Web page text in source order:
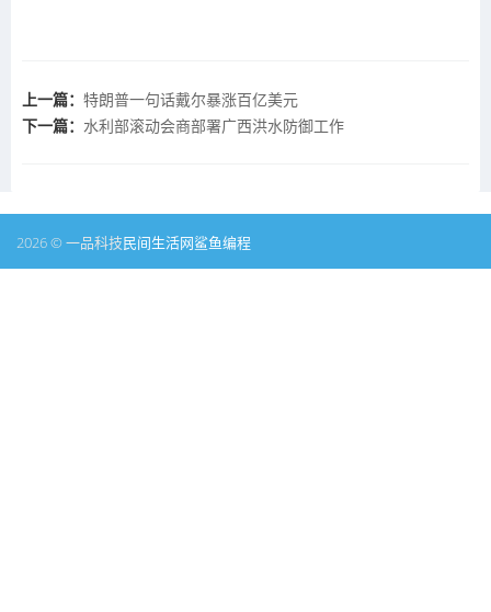
上一篇： 特朗普一句话戴尔暴涨百亿美元
下一篇： 水利部滚动会商部署广西洪水防御工作
2026 © 一品科技民间生活网鲨鱼编程